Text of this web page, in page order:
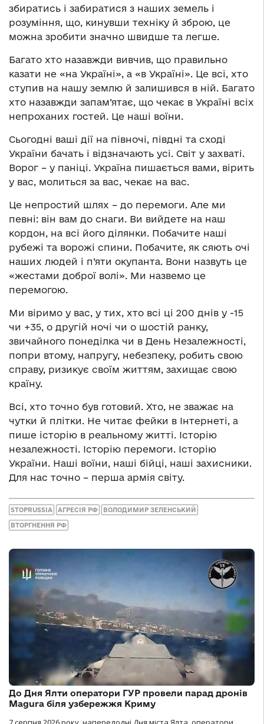
збиратись і забиратися з наших земель і
розуміння, що, кинувши техніку й зброю, це
можна зробити значно швидше та легше.
Багато хто назавжди вивчив, що правильно
казати не «на Україні», а «в Україні». Це всі, хто
ступив на нашу землю й залишився в ній. Багато
хто назавжди запам’ятає, що чекає в Україні всіх
непроханих гостей. Це наші воїни.
Сьогодні ваші дії на півночі, півдні та сході
України бачать і відзначають усі. Світ у захваті.
Ворог – у паніці. Україна пишається вами, вірить
у вас, молиться за вас, чекає на вас.
Це непростий шлях – до перемоги. Але ми
певні: він вам до снаги. Ви вийдете на наш
кордон, на всі його ділянки. Побачите наші
рубежі та ворожі спини. Побачите, як сяють очі
наших людей і п’яти окупанта. Вони назвуть це
«жестами доброї волі». Ми назвемо це
перемогою.
Ми віримо у вас, у тих, хто всі ці 200 днів у -15
чи +35, о другій ночі чи о шостій ранку,
звичайного понеділка чи в День Незалежності,
попри втому, напругу, небезпеку, робить свою
справу, ризикує своїм життям, захищає свою
країну.
Всі, хто точно був готовий. Хто, не зважає на
чутки й плітки. Не читає фейки в Інтернеті, а
пише історію в реальному житті. Історію
незалежності. Історію перемоги. Історію
України. Наші воїни, наші бійці, наші захисники.
Для нас точно – перша армія світу.
STOPRUSSIA АГРЕСІЯ РФ ВОЛОДИМИР ЗЕЛЕНСЬКИЙ
ВТОРГНЕННЯ РФ
До Дня Ялти оператори ГУР провели парад дронів
Magura біля узбережжя Криму